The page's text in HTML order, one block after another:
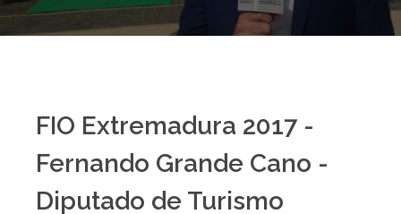
FIO Extremadura 2017 -
Fernando Grande Cano -
Diputado de Turismo